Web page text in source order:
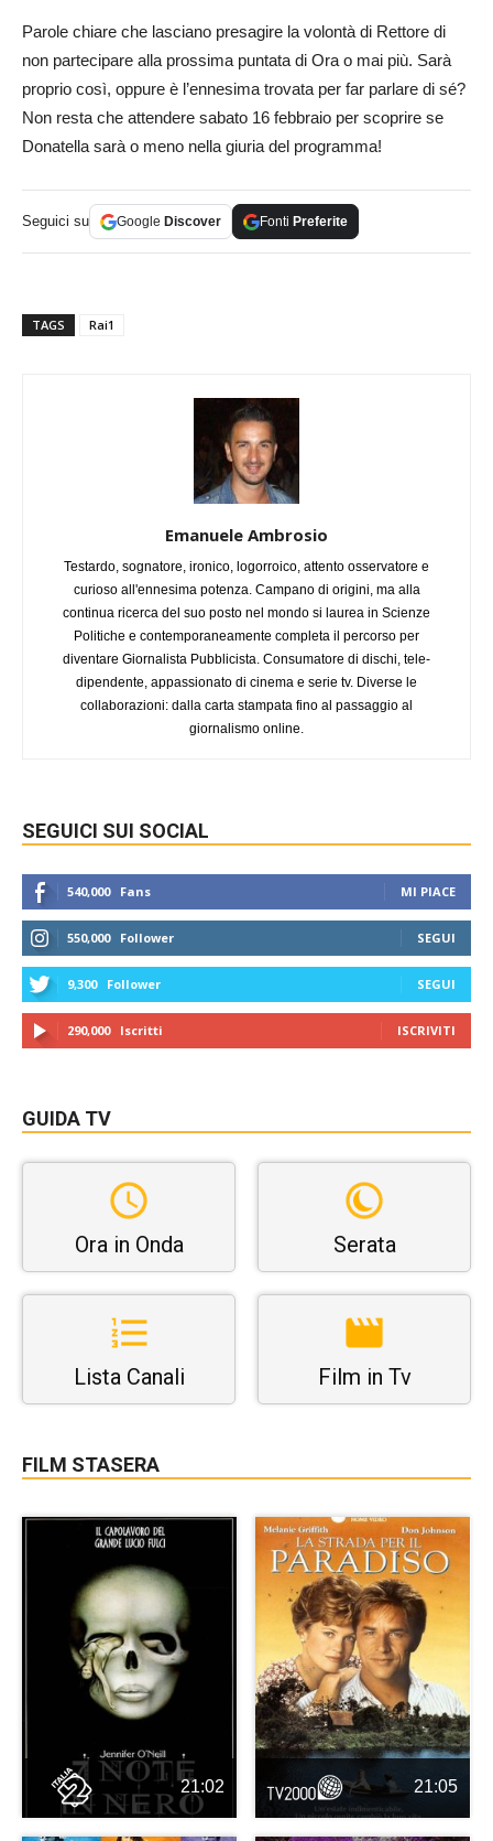
Parole chiare che lasciano presagire la volontà di Rettore di
non partecipare alla prossima puntata di Ora o mai più. Sarà
proprio così, oppure è l’ennesima trovata per far parlare di sé?
Non resta che attendere sabato 16 febbraio per scoprire se
Donatella sarà o meno nella giuria del programma!
Seguici su Google Discover Fonti Preferite
TAGS Rai1
Emanuele Ambrosio
Testardo, sognatore, ironico, logorroico, attento osservatore e
curioso all'ennesima potenza. Campano di origini, ma alla
continua ricerca del suo posto nel mondo si laurea in Scienze
Politiche e contemporaneamente completa il percorso per
diventare Giornalista Pubblicista. Consumatore di dischi, tele-
dipendente, appassionato di cinema e serie tv. Diverse le
collaborazioni: dalla carta stampata fino al passaggio al
giornalismo online.
SEGUICI SUI SOCIAL
540,000 Fans MI PIACE
550,000 Follower SEGUI
9,300 Follower SEGUI
290,000 Iscritti ISCRIVITI
GUIDA TV
Ora in Onda Serata
Lista Canali Film in Tv
FILM STASERA
21:02 21:05